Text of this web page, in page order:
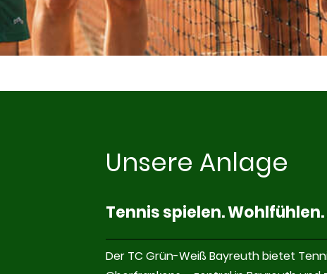
Unsere Anlage
Tennis spielen.
Der TC Grün-Weiß Bayreuth bietet